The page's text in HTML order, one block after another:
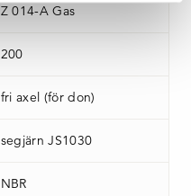
Z 014-A Gas
200
fri axel (för don)
segjärn JS1030
NBR